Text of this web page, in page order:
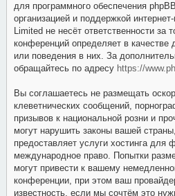
для программного обеспечения
организацией и поддержкой
Limited не несёт ответственности за
конференций определяет в качестве
или поведения в них. За
обращайтесь по адресу https://
Вы соглашаетесь не размещать
клеветнических сообщений,
призывов к национальной розни и
могут нарушить законы вашей
предоставляет услуги хостинга
международное право. Попытки
могут привести к вашему
конференции, при этом ваш
известность, если мы сочтём это